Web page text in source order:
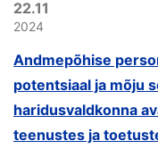
22.11
2024
Andmepõhise
potentsiaal ja mõju
haridusvaldkonna
teenustes ja